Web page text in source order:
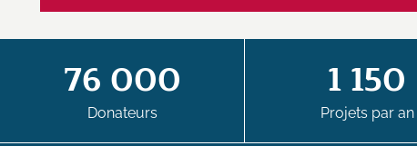
76 000
Donateurs
1 150
Projets par an